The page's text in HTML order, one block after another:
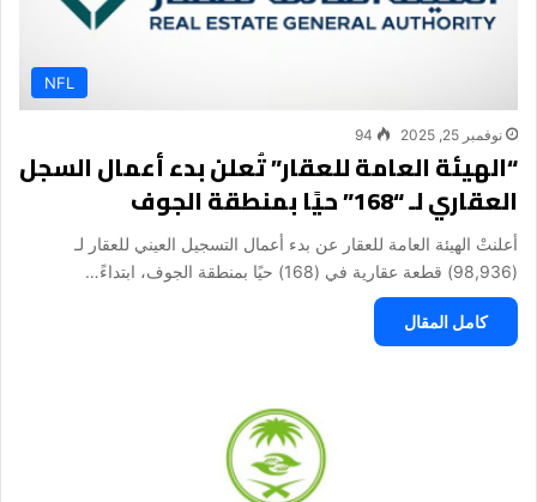
NFL
نوفمبر 25, 2025 94
“الهيئة العامة للعقار” تُعلن بدء أعمال السجل
العقاري لـ “168” حيًا بمنطقة الجوف
أعلنتْ الهيئة العامة للعقار عن بدء أعمال التسجيل العيني للعقار لـ
(98,936) قطعة عقارية في (168) حيًا بمنطقة الجوف، ابتداءً…
كامل المقال